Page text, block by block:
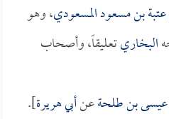
بن مسعود المسعودي، وهو
البخاريتعليقاً، وأصحاب
عيسى بن طلحةعنأبي هريرة].